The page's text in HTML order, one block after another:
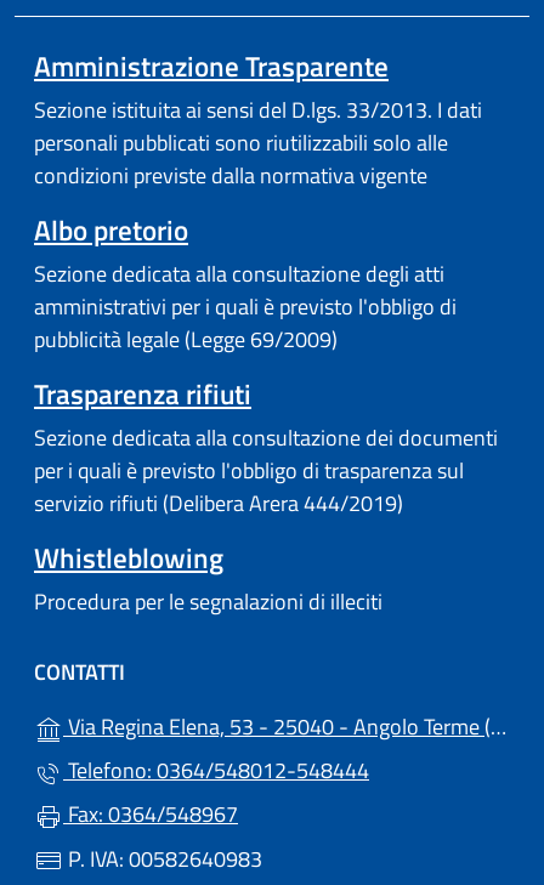
Amministrazione Trasparente
Sezione istituita ai sensi del D.lgs. 33/2013. I dati
personali pubblicati sono riutilizzabili solo alle
condizioni previste dalla normativa vigente
Albo pretorio
Sezione dedicata alla consultazione degli atti
amministrativi per i quali è previsto l'obbligo di
pubblicità legale (Legge 69/2009)
Trasparenza rifiuti
Sezione dedicata alla consultazione dei documenti
per i quali è previsto l'obbligo di trasparenza sul
servizio rifiuti (Delibera Arera 444/2019)
Whistleblowing
Procedura per le segnalazioni di illeciti
CONTATTI
Via Regina Elena, 53 - 25040 - Angolo Terme (BS)
Telefono: 0364/548012-548444
Fax: 0364/548967
P. IVA: 00582640983